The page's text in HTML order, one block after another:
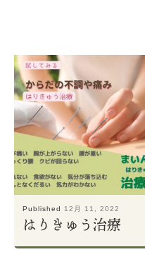
Published 12月 11, 2022
はりきゅう治療